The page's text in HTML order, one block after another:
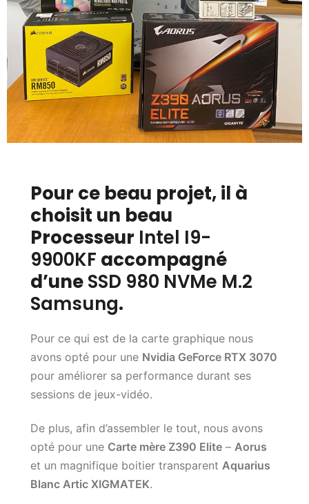
Pour ce beau projet, il à
choisit un beau
Processeur Intel I9-
9900KF accompagné
d’uneSSD 980 NVMe M.2
Samsung.
Pour ce qui est de la carte graphique nous
avons opté pour une Nvidia GeForce RTX 3070
pour améliorer sa performance durant ses
sessions de jeux-vidéo.
De plus, afin d’assembler le tout, nous avons
opté pour une Carte mère Z390 Elite –Aorus
et un magnifique boitier transparentAquarius
Blanc Artic XIGMATEK.